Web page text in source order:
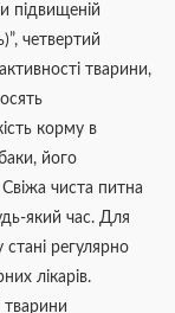
підвищеній
четвертий
тварини,
корму в
його
чиста питна
який час. Для
регулярно
лікарів.